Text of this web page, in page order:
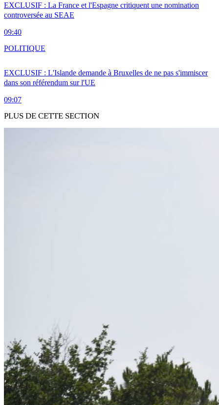
EXCLUSIF : La France et l'Espagne critiquent une nomination
controversée au SEAE
09:40
EXCLUSIF : L'Islande demande à Bruxelles de ne pas s'immiscer
dans son référendum sur l'UE
09:07
POLITIQUE
PLUS DE CETTE SECTION